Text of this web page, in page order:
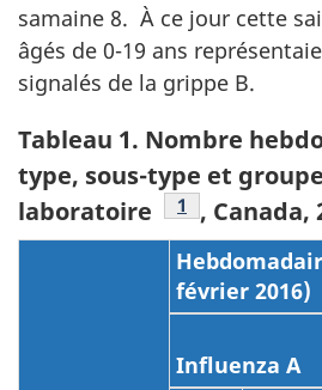
samaine 8. À ce jour cette
âgés de 0-19 ans
signalés de la grippe B.
Tableau 1. Nombre
type, sous-type et
laboratoire
Tableau 1 - Note
1 , Canada,
février 2016)
Influenza A